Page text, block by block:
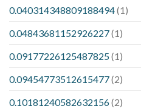
0.040314348809188494(1)
0.04843681152926227(1)
0.09177226125487825(1)
0.09454773512615477(2)
0.10181240582632156(2)